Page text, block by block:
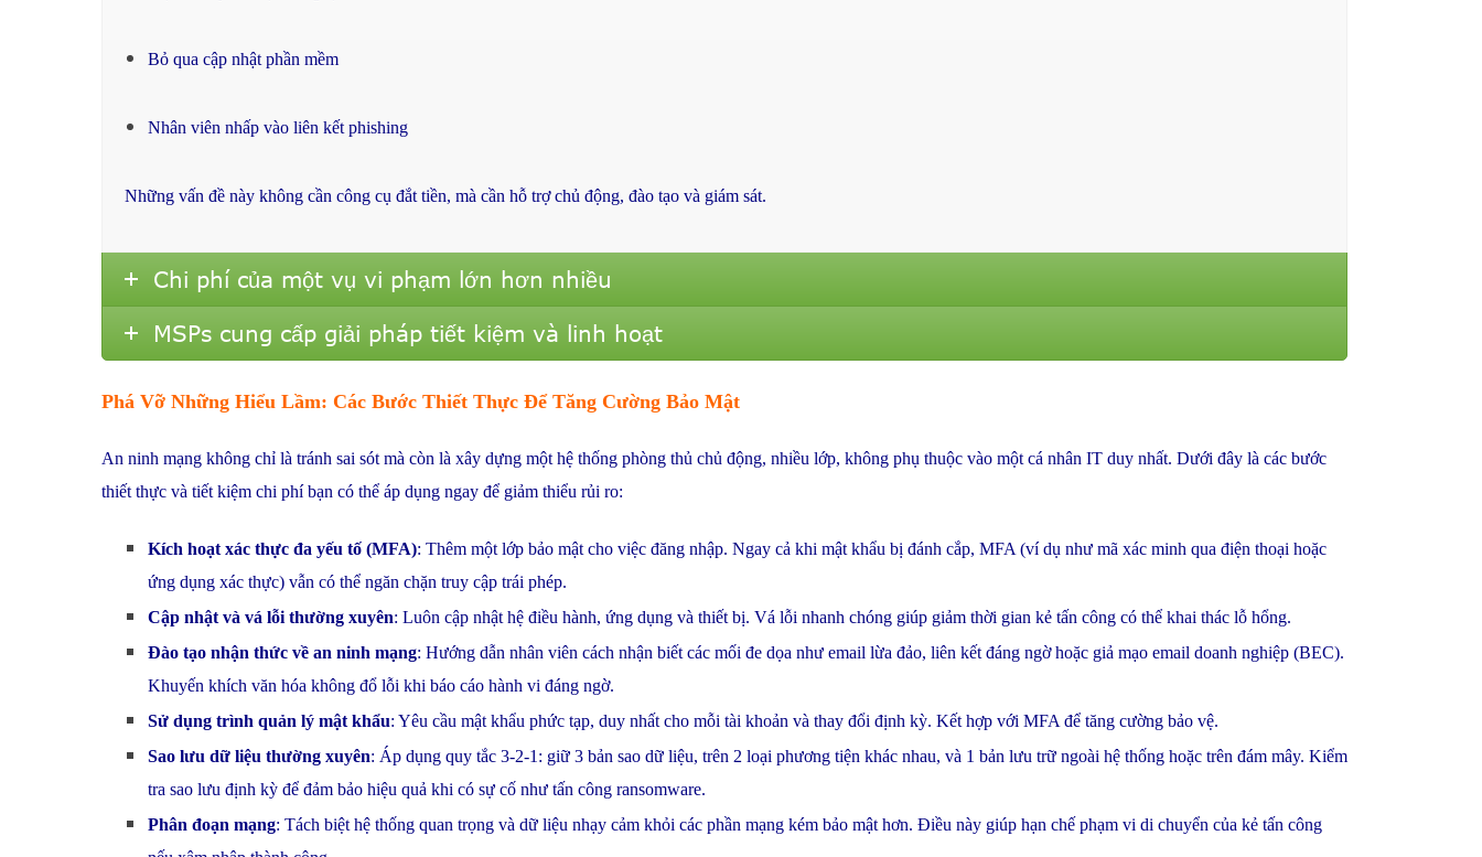
Bỏ qua cập nhật phần mềm
Nhân viên nhấp vào liên kết phishing
Những vấn đề này không cần công cụ đắt tiền, mà cần hỗ trợ chủ động, đào tạo và giám sát.
Chi phí của một vụ vi phạm lớn hơn nhiều
MSPs cung cấp giải pháp tiết kiệm và linh hoạt
Phá Vỡ Những Hiểu Lầm: Các Bước Thiết Thực Để Tăng Cường Bảo Mật
An ninh mạng không chỉ là tránh sai sót mà còn là xây dựng một hệ thống phòng thủ chủ động, nhiều lớp, không phụ thuộc vào một cá nhân IT duy nhất. Dưới đây là các bước
thiết thực và tiết kiệm chi phí bạn có thể áp dụng ngay để giảm thiểu rủi ro:
Kích hoạt xác thực đa yếu tố (MFA): Thêm một lớp bảo mật cho việc đăng nhập. Ngay cả khi mật khẩu bị đánh cắp, MFA (ví dụ như mã xác minh qua điện thoại hoặc
ứng dụng xác thực) vẫn có thể ngăn chặn truy cập trái phép.
Cập nhật và vá lỗi thường xuyên: Luôn cập nhật hệ điều hành, ứng dụng và thiết bị. Vá lỗi nhanh chóng giúp giảm thời gian kẻ tấn công có thể khai thác lỗ hổng.
Đào tạo nhận thức về an ninh mạng: Hướng dẫn nhân viên cách nhận biết các mối đe dọa như email lừa đảo, liên kết đáng ngờ hoặc giả mạo email doanh nghiệp (BEC).
Khuyến khích văn hóa không đổ lỗi khi báo cáo hành vi đáng ngờ.
Sử dụng trình quản lý mật khẩu: Yêu cầu mật khẩu phức tạp, duy nhất cho mỗi tài khoản và thay đổi định kỳ. Kết hợp với MFA để tăng cường bảo vệ.
Sao lưu dữ liệu thường xuyên: Áp dụng quy tắc 3-2-1: giữ 3 bản sao dữ liệu, trên 2 loại phương tiện khác nhau, và 1 bản lưu trữ ngoài hệ thống hoặc trên đám mây. Kiểm
tra sao lưu định kỳ để đảm bảo hiệu quả khi có sự cố như tấn công ransomware.
Phân đoạn mạng: Tách biệt hệ thống quan trọng và dữ liệu nhạy cảm khỏi các phần mạng kém bảo mật hơn. Điều này giúp hạn chế phạm vi di chuyển của kẻ tấn công